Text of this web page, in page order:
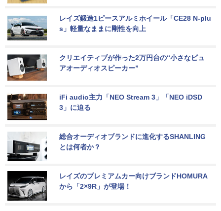
レイズ鍛造1ピースアルミホイール「CE28 N-plu
s」軽量なままに剛性を向上
クリエイティブが作った2万円台の“小さなピュ
アオーディオスピーカー”
iFi audio主力「NEO Stream 3」「NEO iDSD
3」に迫る
総合オーディオブランドに進化するSHANLING
とは何者か？
レイズのプレミアムカー向けブランドHOMURA
から「2×9R」が登場！